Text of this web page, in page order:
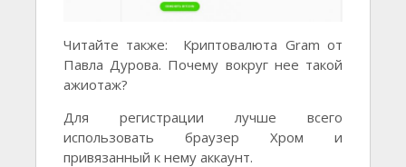
Читайте также: Криптовалюта Gram от
Павла Дурова. Почему вокруг нее такой
ажиотаж?
Для регистрации лучше всего
использовать браузер Хром и
привязанный к нему аккаунт.